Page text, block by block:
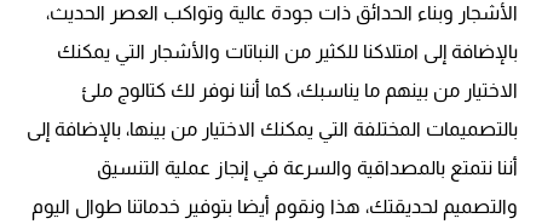
الأشجار وبناء الحدائق ذات جودة عالية وتواكب العصر الحديث،
بالإضافة إلى امتلاكنا للكثير من النباتات والأشجار التي يمكنك
الاختيار من بينهم ما يناسبك، كما أننا نوفر لك كتالوج ملئ
بالتصميمات المختلفة التي يمكنك الاختيار من بينها، بالإضافة إلى
أننا نتمتع بالمصداقية والسرعة في إنجاز عملية التنسيق
والتصميم لحديقتك، هذا ونقوم أيضا بتوفير خدماتنا طوال اليوم